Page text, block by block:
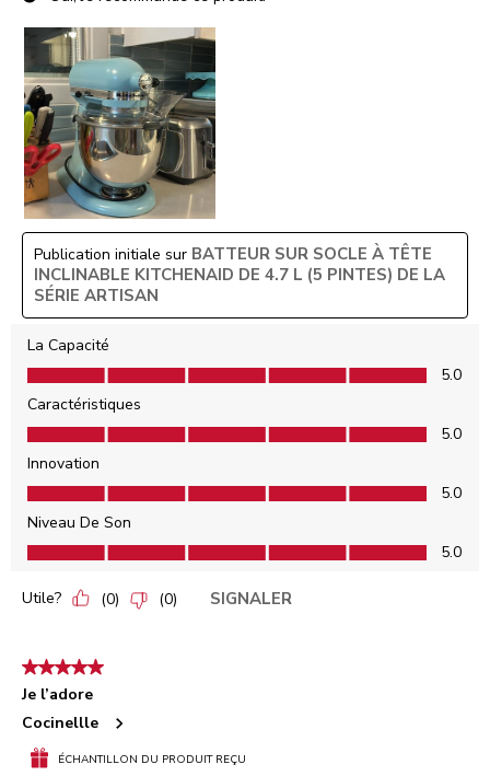
Publication initiale sur BATTEUR SUR SOCLE À TÊTE
INCLINABLE KITCHENAID DE 4.7 L (5 PINTES) DE LA
SÉRIE ARTISAN
La Capacité
La Capacité, 5.0 sur 5
5.0
Caractéristiques
Caractéristiques, 5.0 sur 5
5.0
Innovation
Innovation, 5.0 sur 5
5.0
Niveau De Son
Niveau De Son, 5.0 sur 5
5.0
Utile? (0) (0) SIGNALER
5 étoile(s) sur 5.
Je l’adore
Cocinellle
ÉCHANTILLON DU PRODUIT REÇU